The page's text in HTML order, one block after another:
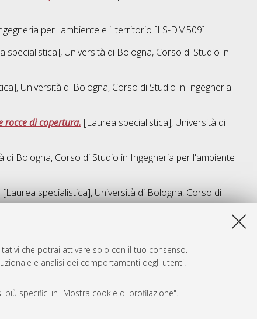
che potrai attivare solo con il tuo consenso.
e analisi dei comportamenti degli utenti.
più specifici in "Mostra cookie di profilazione".
per l'ambiente e il territorio [LS-DM509]
specialistica], Università di Bologna, Corso di Studio in
Università di Bologna, Corso di Studio in Ingegneria
rocce di copertura. [Laurea specialistica], Università di
di Bologna, Corso di Studio in Ingegneria per l'ambiente
[Laurea specialistica], Università di Bologna, Corso di
lista e' stata generata il